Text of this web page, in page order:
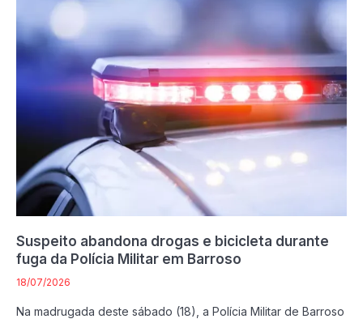
Suspeito abandona drogas e bicicleta durante
fuga da Polícia Militar em Barroso
18/07/2026
Na madrugada deste sábado (18), a Polícia Militar de Barroso